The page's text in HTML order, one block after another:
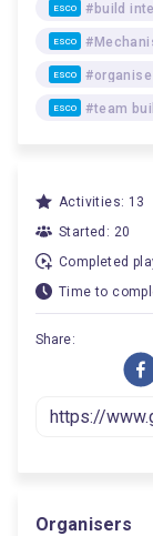
ESCO #build
ESCO
ESCO
ESCO #team
Activities: 13
Started: 20
Completed
Time to
Share:
Organisers